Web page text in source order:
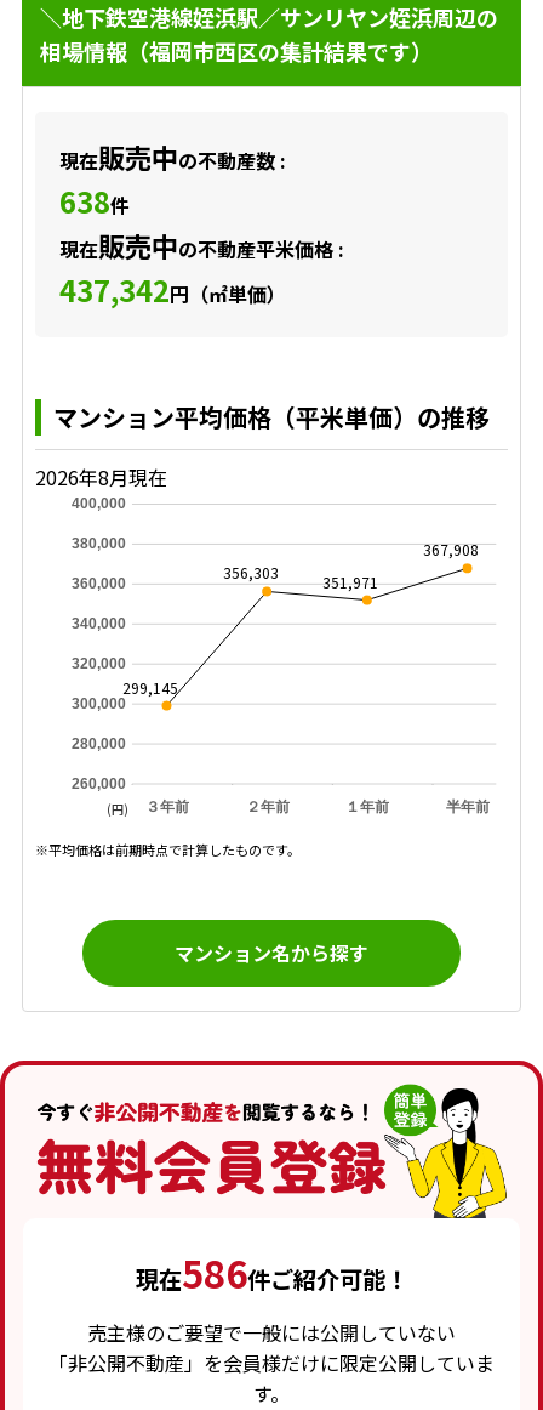
＼地下鉄空港線姪浜駅／サンリヤン姪浜周辺の
相場情報（福岡市西区の集計結果です）
現在販売中の不動産数 :
638件
現在販売中の不動産平米価格 :
437,342円（㎡単価）
マンション平均価格（平米単価）の推移
2026年8月現在
３年前 ２年前 １年前 半年前
260,000
280,000
300,000
320,000
340,000
360,000
380,000
400,000
299,145
356,303 351,971
367,908
(円)
※平均価格は前期時点で計算したものです。
マンション名から探す
現在586件ご紹介可能！
売主様のご要望で一般には公開していない
「非公開不動産」を会員様だけに限定公開していま
す。